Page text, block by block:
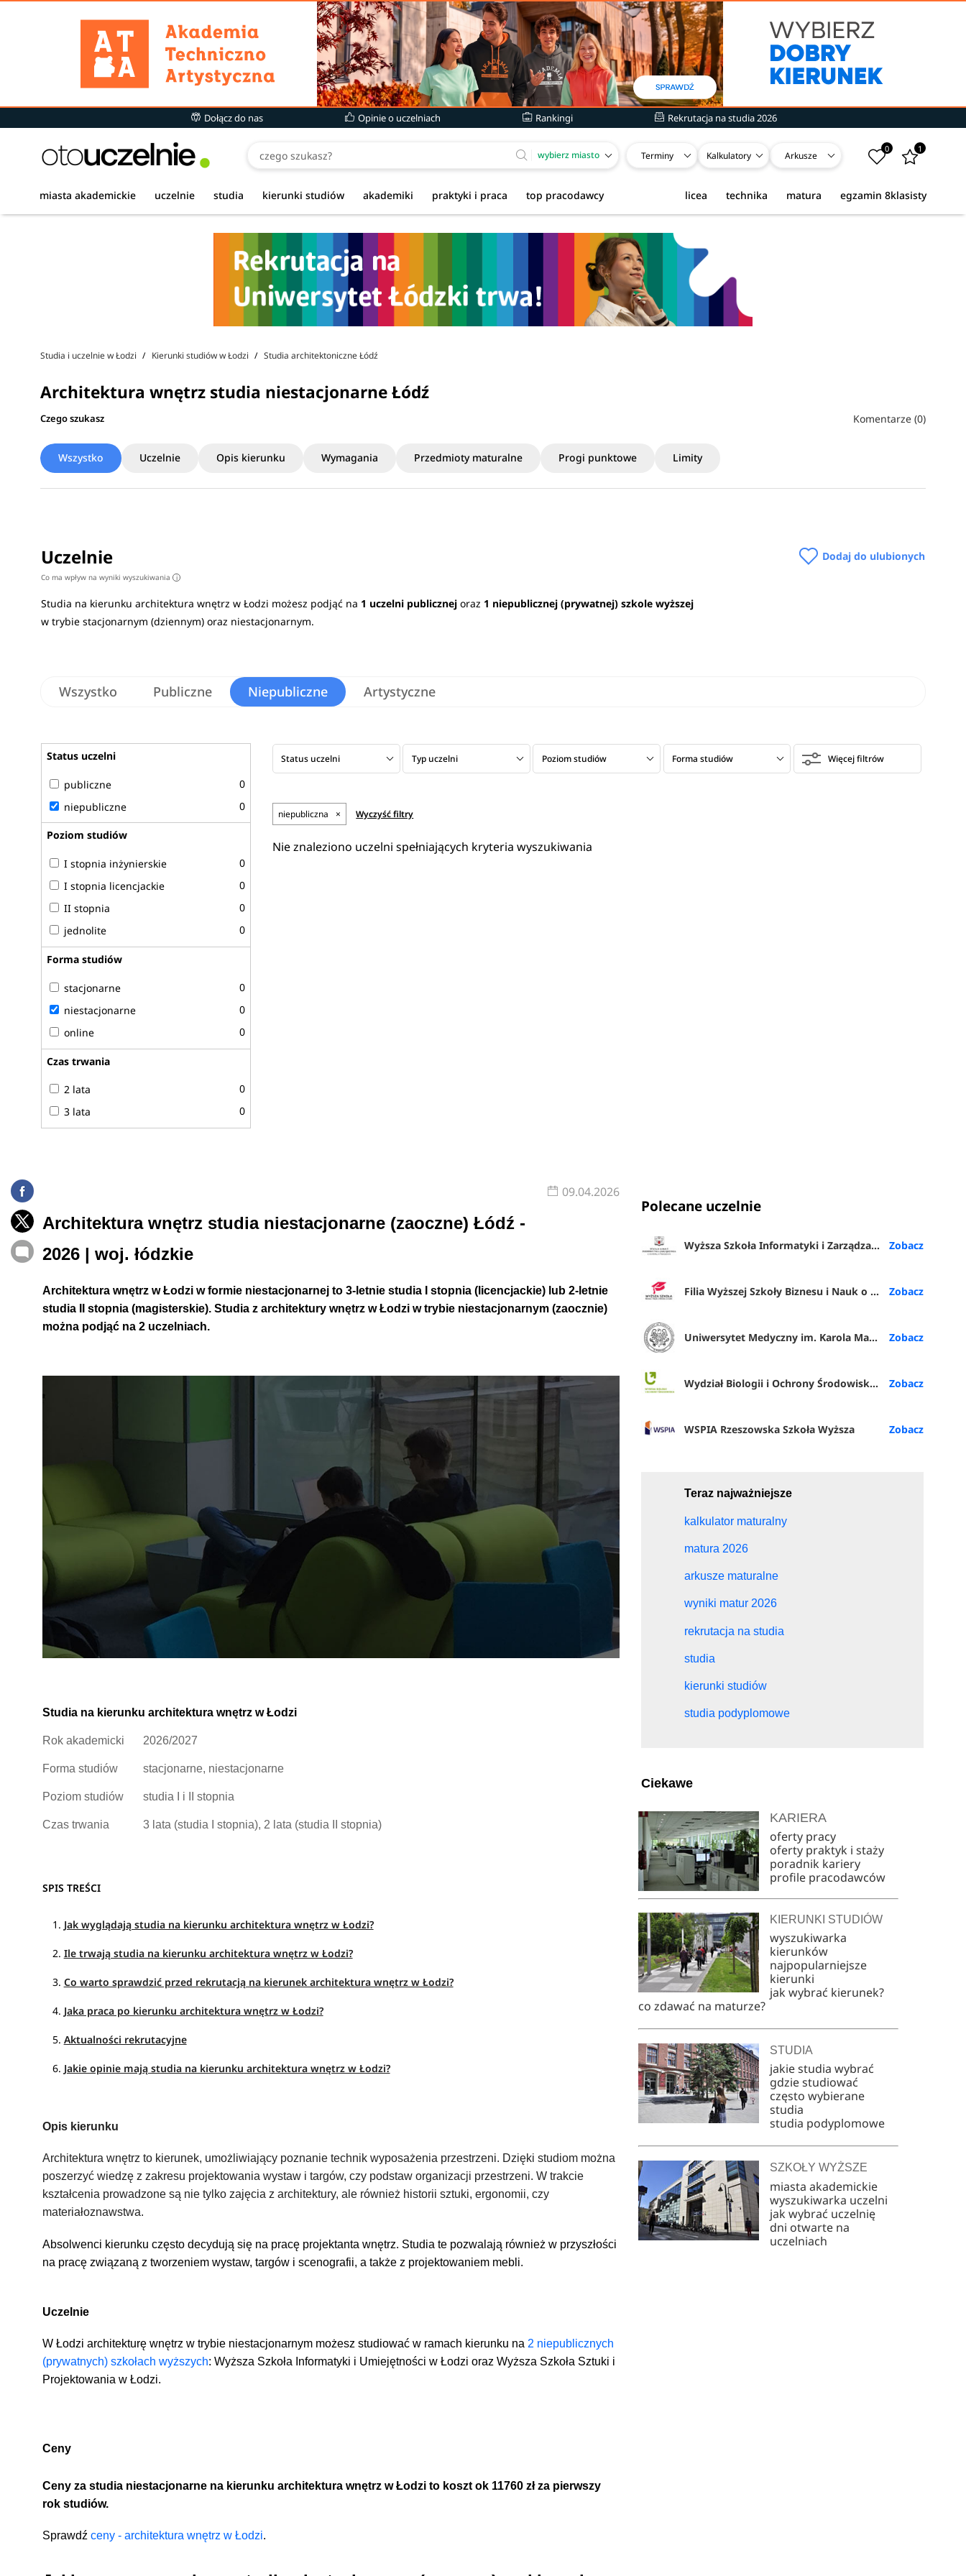
Dołącz do nas Opinie o uczelniach Rankingi Rekrutacja na studia 2026
wybierz miasto Terminy Kalkulatory Arkusze
0 1
miasta akademickie uczelnie studia kierunki studiów akademiki praktyki i praca top pracodawcy egzamin 8klasisty
matura
technika
licea
Studia i uczelnie w Łodzi Kierunki studiów w Łodzi Studia architektoniczne Łódź
Architektura wnętrz studia niestacjonarne Łódź
Czego szukasz Komentarze (0)
Wszystko Uczelnie Opis kierunku Wymagania Przedmioty maturalne Progi punktowe Limity
Uczelnie
Co ma wpływ na wyniki wyszukiwania i
Dodaj do ulubionych
Studia na kierunku architektura wnętrz w Łodzi możesz podjąć na 1 uczelni publicznej oraz 1 niepublicznej (prywatnej) szkole wyższej
w trybie stacjonarnym (dziennym) oraz niestacjonarnym.
Wszystko Publiczne Niepubliczne Artystyczne
Status uczelni Typ uczelni Poziom studiów Forma studiów Więcej filtrów
niepubliczna × Wyczyść filtry
Nie znaleziono uczelni spełniających kryteria wyszukiwania
Status uczelni
publiczne
0
niepubliczne
0
Poziom studiów
I stopnia inżynierskie
0
I stopnia licencjackie
0
II stopnia
0
jednolite
0
Forma studiów
stacjonarne
0
niestacjonarne
0
online
0
Czas trwania
2 lata
0
3 lata
0
09.04.2026
Architektura wnętrz studia niestacjonarne (zaoczne) Łódź -
2026 | woj. łódzkie
Architektura wnętrz w Łodzi w formie niestacjonarnej to 3-letnie studia I stopnia (licencjackie) lub 2-letnie
studia II stopnia (magisterskie). Studia z architektury wnętrz w Łodzi w trybie niestacjonarnym (zaocznie)
można podjąć na 2 uczelniach.
Studia na kierunku architektura wnętrz w Łodzi
Rok akademicki 2026/2027
Forma studiów stacjonarne, niestacjonarne
Poziom studiów studia I i II stopnia
Czas trwania 3 lata (studia I stopnia), 2 lata (studia II stopnia)
SPIS TREŚCI
Jak wyglądają studia na kierunku architektura wnętrz w Łodzi?
Ile trwają studia na kierunku architektura wnętrz w Łodzi?
Co warto sprawdzić przed rekrutacją na kierunek architektura wnętrz w Łodzi?
Jaka praca po kierunku architektura wnętrz w Łodzi?
Aktualności rekrutacyjne
Jakie opinie mają studia na kierunku architektura wnętrz w Łodzi?
Opis kierunku
Architektura wnętrz to kierunek, umożliwiający poznanie technik wyposażenia przestrzeni. Dzięki studiom można
poszerzyć wiedzę z zakresu projektowania wystaw i targów, czy podstaw organizacji przestrzeni. W trakcie
kształcenia prowadzone są nie tylko zajęcia z architektury, ale również historii sztuki, ergonomii, czy
materiałoznawstwa.
Absolwenci kierunku często decydują się na pracę projektanta wnętrz. Studia te pozwalają również w przyszłości
na pracę związaną z tworzeniem wystaw, targów i scenografii, a także z projektowaniem mebli.
Uczelnie
W Łodzi architekturę wnętrz w trybie niestacjonarnym możesz studiować w ramach kierunku na 2 niepublicznych
(prywatnych) szkołach wyższych: Wyższa Szkoła Informatyki i Umiejętności w Łodzi oraz Wyższa Szkoła Sztuki i
Projektowania w Łodzi.
Ceny
Ceny za studia niestacjonarne na kierunku architektura wnętrz w Łodzi to koszt ok 11760 zł za pierwszy
rok studiów.
Sprawdź ceny - architektura wnętrz w Łodzi.
Polecane uczelnie
Wyższa Szkoła Informatyki i Zarządzania z siedzibą w Rzeszowie
Filia Wyższej Szkoły Biznesu i Nauk o Zdrowiu w Rybniku
Uniwersytet Medyczny im. Karola Marcinkowskiego w Poznaniu
Wydział Biologii i Ochrony Środowiska UŁ
WSPIA Rzeszowska Szkoła Wyższa
Teraz najważniejsze
kalkulator maturalny
matura 2026
arkusze maturalne
wyniki matur 2026
rekrutacja na studia
studia
kierunki studiów
studia podyplomowe
Ciekawe
KARIERA
oferty pracy
oferty praktyk i staży
poradnik kariery
profile pracodawców
KIERUNKI STUDIÓW
wyszukiwarka
kierunków
najpopularniejsze
kierunki
jak wybrać kierunek?
co zdawać na maturze?
STUDIA
jakie studia wybrać
gdzie studiować
często wybierane
studia
studia podyplomowe
SZKOŁY WYŻSZE
miasta akademickie
wyszukiwarka uczelni
jak wybrać uczelnię
dni otwarte na
uczelniach